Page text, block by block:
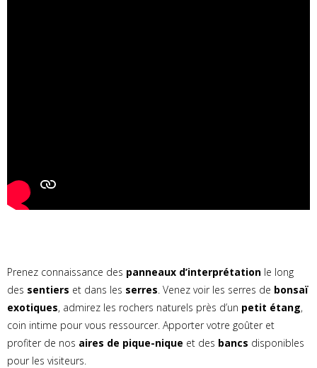
Prenez connaissance des panneaux d’interprétation le long
des sentiers et dans les serres. Venez voir les serres de bonsaï
exotiques, admirez les rochers naturels près d’un petit étang,
coin intime pour vous ressourcer. Apporter votre goûter et
profiter de nos aires de pique-nique et des bancs disponibles
pour les visiteurs.